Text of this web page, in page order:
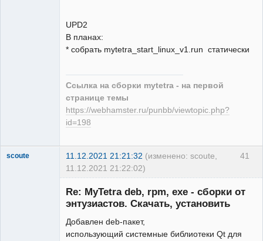
UPD2
В планах:
* собрать mytetra_start_linux_v1.run статически
Ссылка на сборки mytetra - на первой
странице темы
https://webhamster.ru/punbb/viewtopic.php?
id=198
41
scoute 11.12.2021 21:21:32 (изменено: scoute,
11.12.2021 21:22:02)
Re: MyTetra deb, rpm, exe - сборки от
энтузиастов. Скачать, установить
Добавлен deb-пакет,
использующий системные библиотеки Qt для